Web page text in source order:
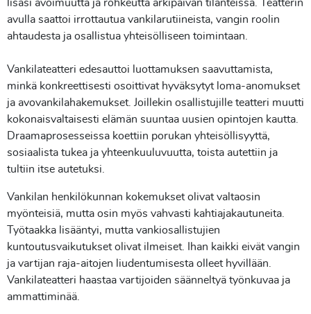
lisäsi avoimuutta ja rohkeutta arkipäivän tilanteissa. Teatterin
avulla saattoi irrottautua vankilarutiineista, vangin roolin
ahtaudesta ja osallistua yhteisölliseen toimintaan.
Vankilateatteri edesauttoi luottamuksen saavuttamista,
minkä konkreettisesti osoittivat hyväksytyt loma-anomukset
ja avovankilahakemukset. Joillekin osallistujille teatteri muutti
kokonaisvaltaisesti elämän suuntaa uusien opintojen kautta.
Draamaprosesseissa koettiin porukan yhteisöllisyyttä,
sosiaalista tukea ja yhteenkuuluvuutta, toista autettiin ja
tultiin itse autetuksi.
Vankilan henkilökunnan kokemukset olivat valtaosin
myönteisiä, mutta osin myös vahvasti kahtiajakautuneita.
Työtaakka lisääntyi, mutta vankiosallistujien
kuntoutusvaikutukset olivat ilmeiset. Ihan kaikki eivät vangin
ja vartijan raja-aitojen liudentumisesta olleet hyvillään.
Vankilateatteri haastaa vartijoiden säänneltyä työnkuvaa ja
ammattiminää.